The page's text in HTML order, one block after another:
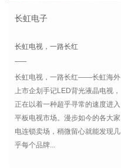
长虹电子
长虹电视，一路长红
长虹电视，一路长红——长虹海外
上市企划手记LED背光液晶电视，
正在以着一种超乎寻常的速度进入
平板电视市场。漫步如今的各大家
电连锁卖场，稍微留心就能发现几
乎每个品牌...